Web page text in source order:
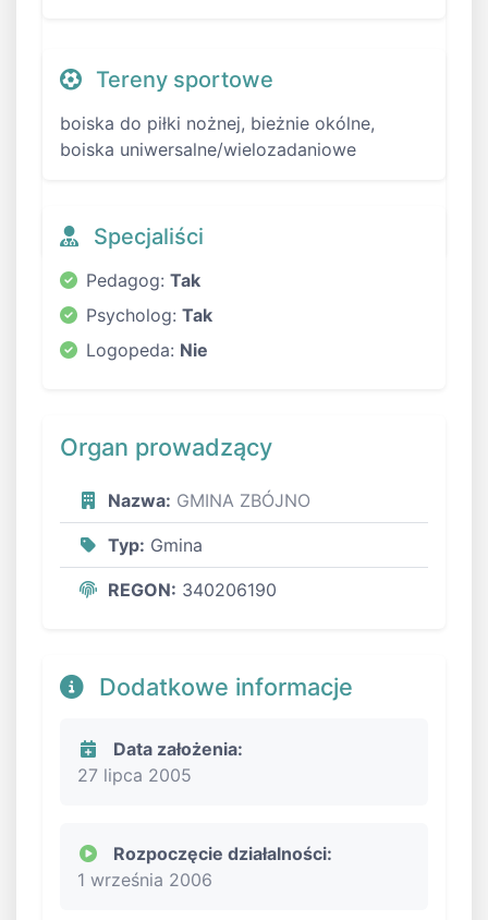
Tereny sportowe
boiska do piłki nożnej, bieżnie okólne,
boiska uniwersalne/wielozadaniowe
Specjaliści
Pedagog: Tak
Psycholog: Tak
Logopeda: Nie
Organ prowadzący
Nazwa: GMINA ZBÓJNO
Typ: Gmina
REGON: 340206190
Dodatkowe informacje
Data założenia:
27 lipca 2005
Rozpoczęcie działalności:
1 września 2006